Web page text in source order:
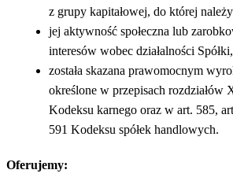
z grupy kapitałowej, do której należy
jej aktywność społeczna lub
interesów wobec działalności Spółki,
została skazana prawomocnym
określone w przepisach
Kodeksu karnego oraz w art. 585,
591 Kodeksu spółek handlowych.
Oferujemy: